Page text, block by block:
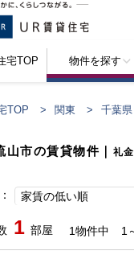
宅TOP 物件を探す
TOP 関東 千葉県
山市の賃貸物件 ｜ 礼
家賃の低い順
1 部屋 1物件中 1